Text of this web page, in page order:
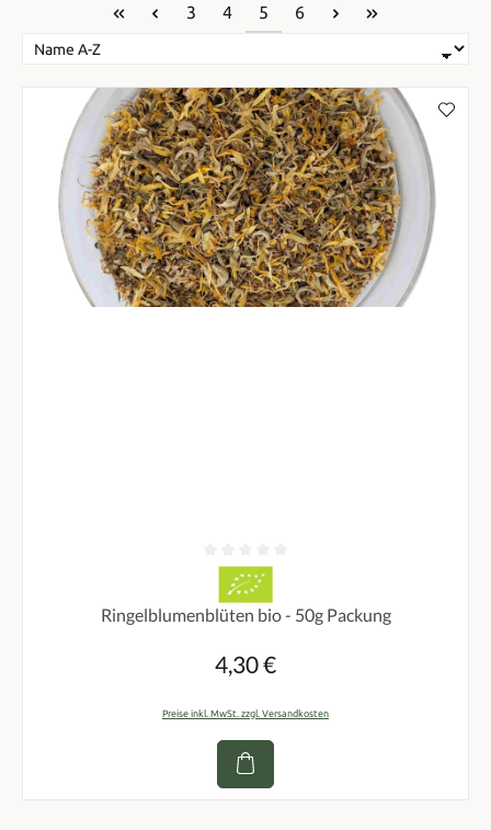
Seite
3 Seite
4 Seite
5 Seite
6
Durchschnittliche Bewertung von 0 von 5 Sternen
Ringelblumenblüten bio - 50g Packung
Regulärer Preis:
4,30 €
Preise inkl. MwSt. zzgl. Versandkosten